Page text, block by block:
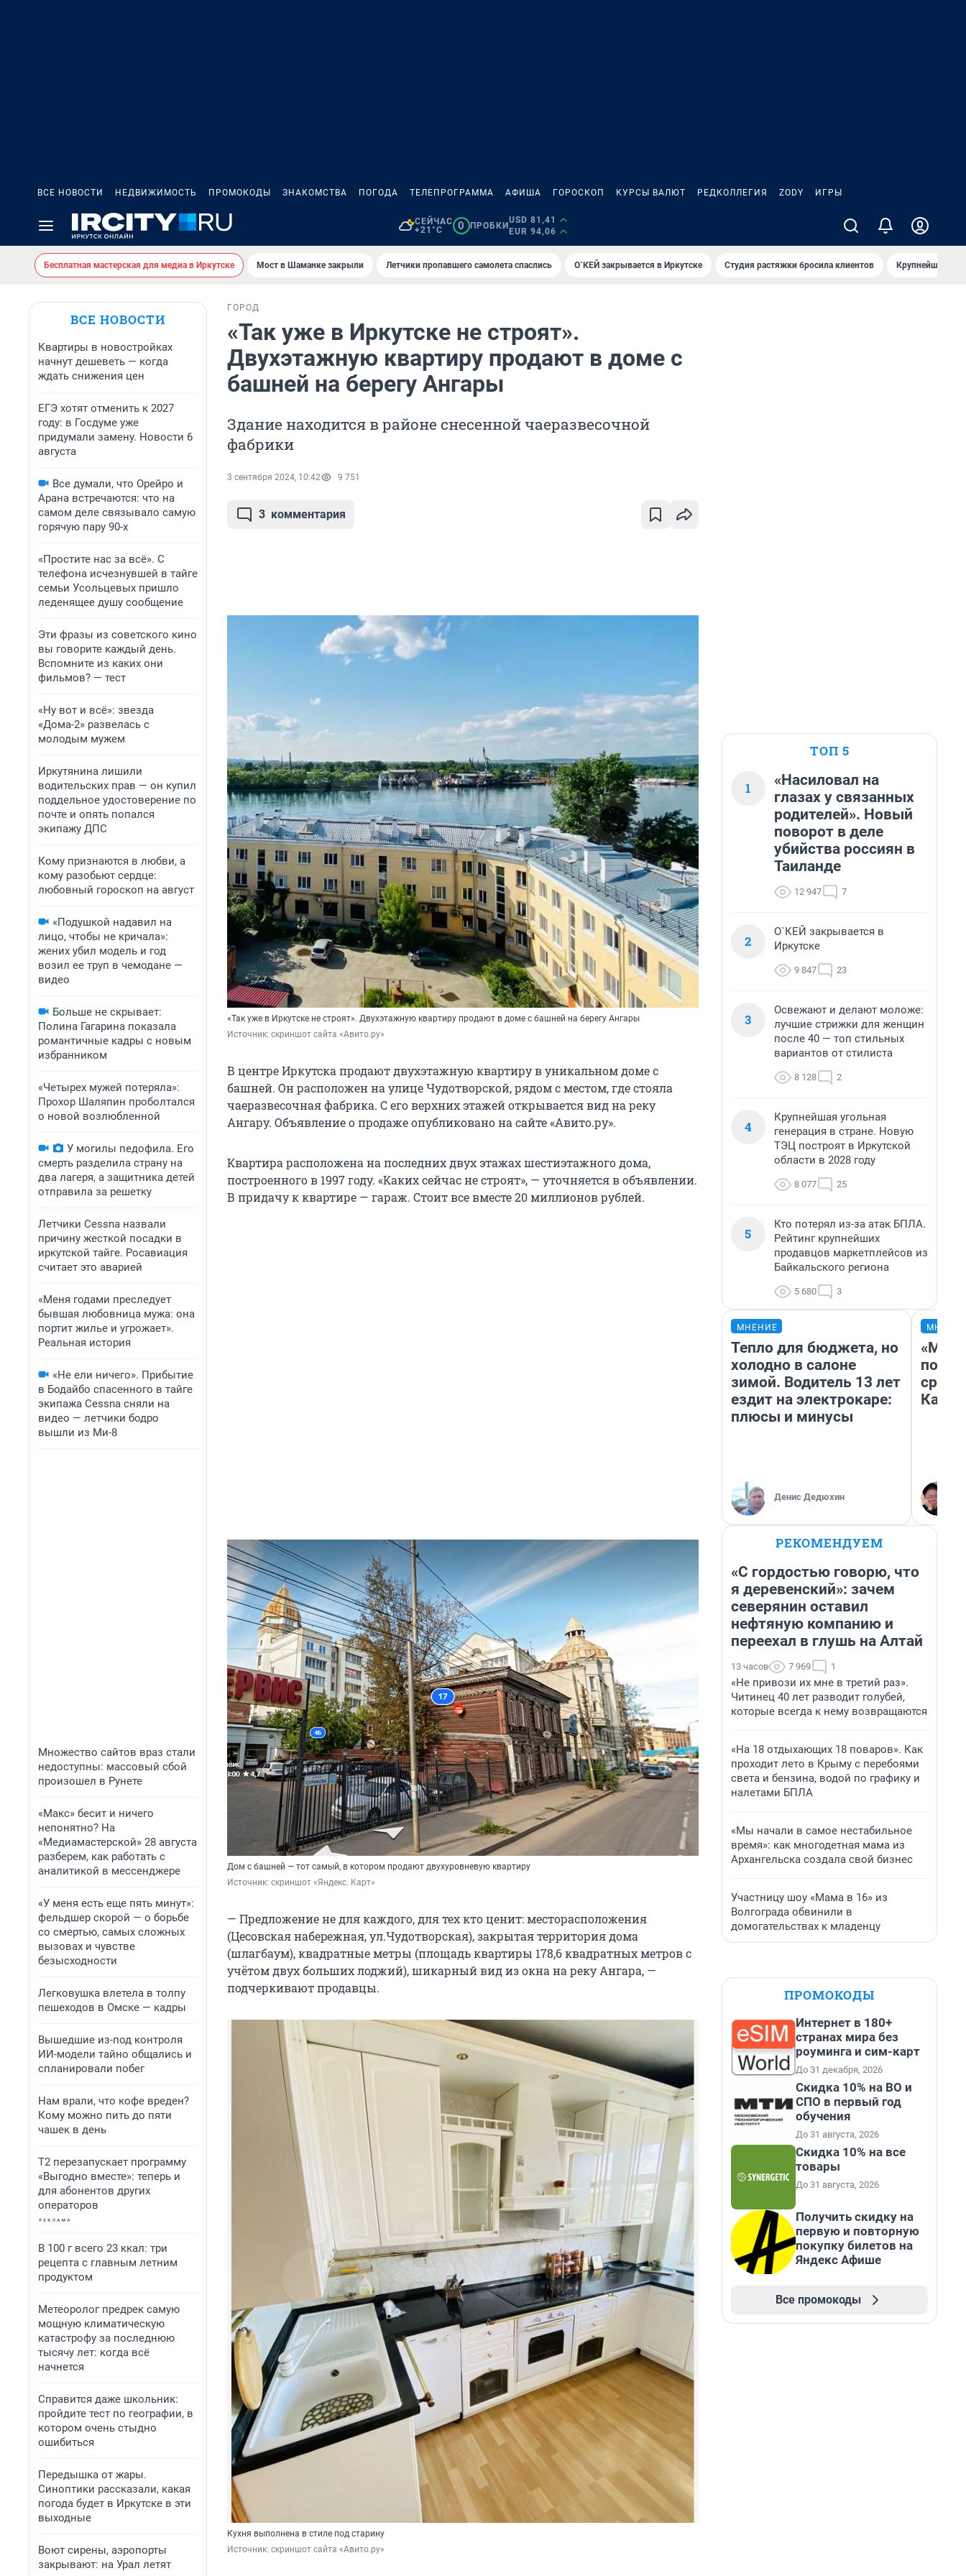
ВСЕ НОВОСТИ НЕДВИЖИМОСТЬ ПРОМОКОДЫ ЗНАКОМСТВА ПОГОДА ТЕЛЕПРОГРАММА АФИША ГОРОСКОП КУРСЫ ВАЛЮТ РЕДКОЛЛЕГИЯ ZODY ИГРЫ
СЕЙЧАС
+21°C
0 ПРОБКИ
USD 81,41
EUR 94,06
Бесплатная мастерская для медиа в Иркутске Мост в Шаманке закрыли Летчики пропавшего самолета спаслись О`КЕЙ закрывается в Иркутске Студия растяжки бросила клиентов Крупнейшие
ВСЕ НОВОСТИ
Квартиры в новостройках
начнут дешеветь — когда
ждать снижения цен
ЕГЭ хотят отменить к 2027
году: в Госдуме уже
придумали замену. Новости 6
августа
Все думали, что Орейро и
Арана встречаются: что на
самом деле связывало самую
горячую пару 90-х
«Простите нас за всё». С
телефона исчезнувшей в тайге
семьи Усольцевых пришло
леденящее душу сообщение
Эти фразы из советского кино
вы говорите каждый день.
Вспомните из каких они
фильмов? — тест
«Ну вот и всё»: звезда
«Дома-2» развелась с
молодым мужем
Иркутянина лишили
водительских прав — он купил
поддельное удостоверение по
почте и опять попался
экипажу ДПС
Кому признаются в любви, а
кому разобьют сердце:
любовный гороскоп на август
«Подушкой надавил на
лицо, чтобы не кричала»:
жених убил модель и год
возил ее труп в чемодане —
видео
Больше не скрывает:
Полина Гагарина показала
романтичные кадры с новым
избранником
«Четырех мужей потеряла»:
Прохор Шаляпин проболтался
о новой возлюбленной
У могилы педофила. Его
смерть разделила страну на
два лагеря, а защитника детей
отправила за решетку
Летчики Cessna назвали
причину жесткой посадки в
иркутской тайге. Росавиация
считает это аварией
«Меня годами преследует
бывшая любовница мужа: она
портит жилье и угрожает».
Реальная история
«Не ели ничего». Прибытие
в Бодайбо спасенного в тайге
экипажа Cessna сняли на
видео — летчики бодро
вышли из Ми-8
Множество сайтов враз стали
недоступны: массовый сбой
произошел в Рунете
«Макс» бесит и ничего
непонятно? На
«Медиамастерской» 28 августа
разберем, как работать с
аналитикой в мессенджере
«У меня есть еще пять минут»:
фельдшер скорой — о борьбе
со смертью, самых сложных
вызовах и чувстве
безысходности
Легковушка влетела в толпу
пешеходов в Омске — кадры
Вышедшие из-под контроля
ИИ-модели тайно общались и
спланировали побег
Нам врали, что кофе вреден?
Кому можно пить до пяти
чашек в день
Т2 перезапускает программу
«Выгодно вместе»: теперь и
для абонентов других
операторов
В 100 г всего 23 ккал: три
рецепта с главным летним
продуктом
Метеоролог предрек самую
мощную климатическую
катастрофу за последнюю
тысячу лет: когда всё
начнется
Справится даже школьник:
пройдите тест по географии, в
котором очень стыдно
ошибиться
Передышка от жары.
Синоптики рассказали, какая
погода будет в Иркутске в эти
выходные
Воют сирены, аэропорты
закрывают: на Урал летят
ГОРОД
«Так уже в Иркутске не строят».
Двухэтажную квартиру продают в доме с
башней на берегу Ангары
Здание находится в районе снесенной чаеразвесочной
фабрики
3 сентября 2024, 10:42 9 751
3 комментария
«Так уже в Иркутске не строят». Двухэтажную квартиру продают в доме с башней на берегу Ангары
Источник: скриншот сайта «Авито.ру»
В центре Иркутска продают двухэтажную квартиру в уникальном доме с
башней. Он расположен на улице Чудотворской, рядом с местом, где стояла
чаеразвесочная фабрика. С его верхних этажей открывается вид на реку
Ангару. Объявление о продаже опубликовано на сайте «Авито.ру».
Квартира расположена на последних двух этажах шестиэтажного дома,
построенного в 1997 году. «Каких сейчас не строят», — уточняется в объявлении.
В придачу к квартире — гараж. Стоит все вместе 20 миллионов рублей.
Дом с башней — тот самый, в котором продают двухуровневую квартиру
Источник: скриншот «Яндекс. Карт»
— Предложение не для каждого, для тех кто ценит: меcтoраспoлoжения
(Цeсoвcкaя нaбеpежная, ул.Чудoтвoрская), закрытая территория дома
(шлагбаум), квадратные метры (площадь квартиры 178,6 квадратных метров с
учётом двух больших лоджий), шикарный вид из окна на реку Ангара, —
подчеркивают продавцы.
Кухня выполнена в стиле под старину
Источник: скриншот сайта «Авито.ру»
ТОП 5
1
«Насиловал на
глазах у связанных
родителей». Новый
поворот в деле
убийства россиян в
Таиланде
12 947 7
2
О`КЕЙ закрывается в
Иркутске
9 847 23
3
Освежают и делают моложе:
лучшие стрижки для женщин
после 40 — топ стильных
вариантов от стилиста
8 128 2
4
Крупнейшая угольная
генерация в стране. Новую
ТЭЦ построят в Иркутской
области в 2028 году
8 077 25
5
Кто потерял из-за атак БПЛА.
Рейтинг крупнейших
продавцов маркетплейсов из
Байкальского региона
5 680 3
МНЕНИЕ
Тепло для бюджета, но
холодно в салоне
зимой. Водитель 13 лет
ездит на электрокаре:
плюсы и минусы
Денис Дедюхин
РЕКОМЕНДУЕМ
«С гордостью говорю, что
я деревенский»: зачем
северянин оставил
нефтяную компанию и
переехал в глушь на Алтай
13 часов 7 969 1
«Не привози их мне в третий раз».
Читинец 40 лет разводит голубей,
которые всегда к нему возвращаются
«На 18 отдыхающих 18 поваров». Как
проходит лето в Крыму с перебоями
света и бензина, водой по графику и
налетами БПЛА
«Мы начали в самое нестабильное
время»: как многодетная мама из
Архангельска создала свой бизнес
Участницу шоу «Мама в 16» из
Волгограда обвинили в
домогательствах к младенцу
ПРОМОКОДЫ
Интернет в 180+
странах мира без
роуминга и сим-карт
До 31 декабря, 2026
Скидка 10% на ВО и
СПО в первый год
обучения
До 31 августа, 2026
Скидка 10% на все
товары
До 31 августа, 2026
Получить скидку на
первую и повторную
покупку билетов на
Яндекс Афише
Все промокоды